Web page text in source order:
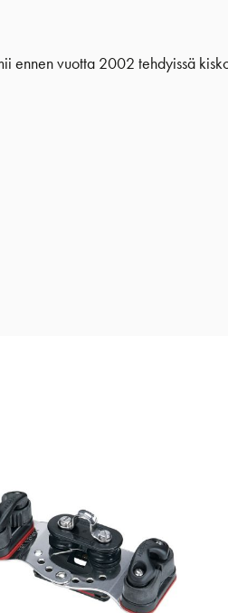
ennen vuotta 2002 tehdyissä